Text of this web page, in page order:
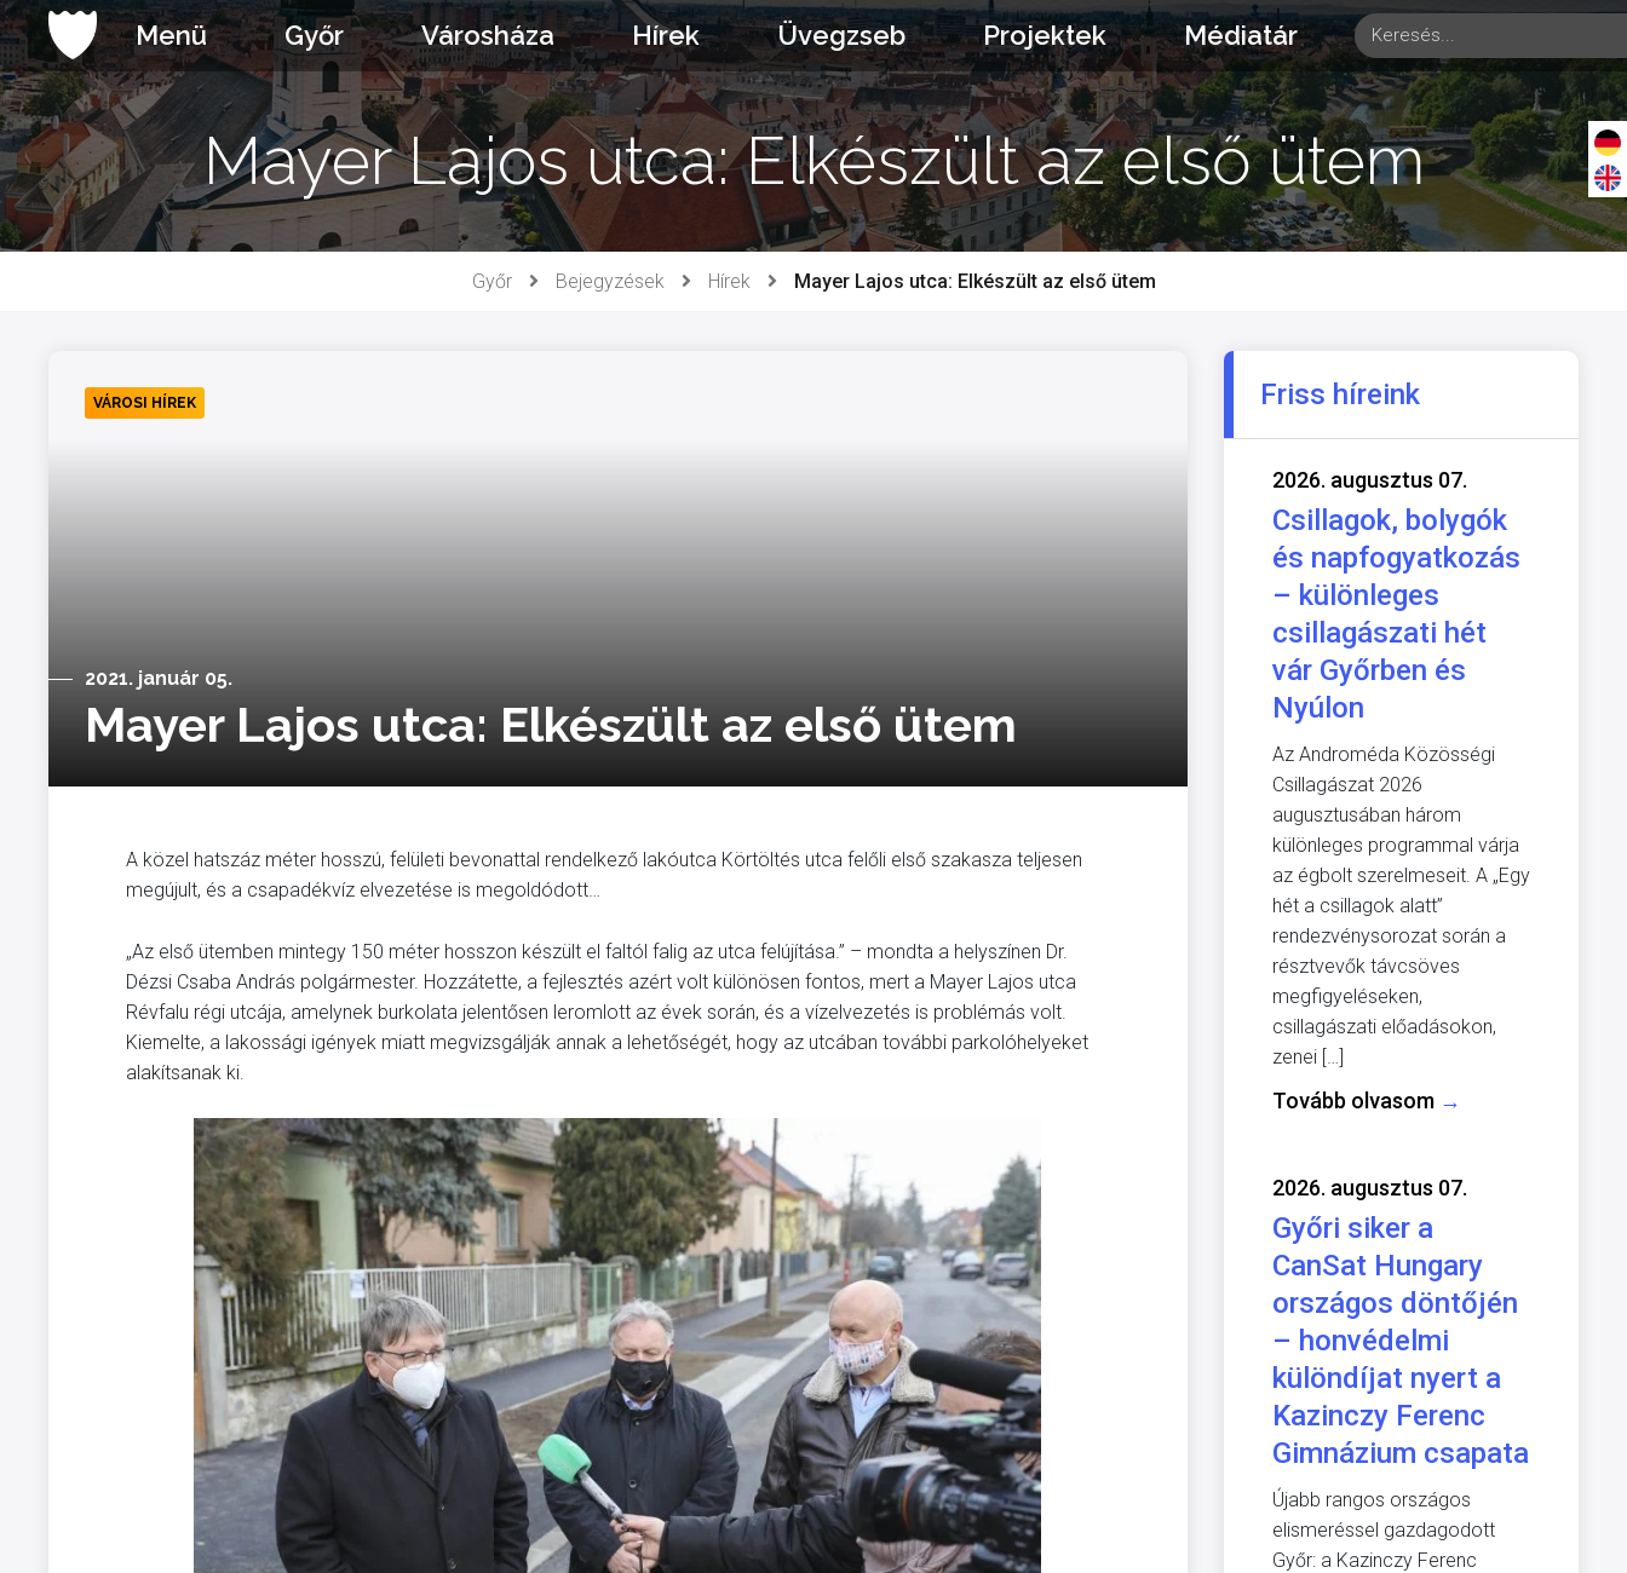
Ugrás
a
tartalomhoz
Menü Győr Városháza Hírek Üvegzseb Projektek Médiatár
Mayer Lajos utca: Elkészült az első ütem
Győr Bejegyzések Hírek Mayer Lajos utca: Elkészült az első ütem
VÁROSI HÍREK
2021. január 05.
Mayer Lajos utca: Elkészült az első ütem
A közel hatszáz méter hosszú, felületi bevonattal rendelkező lakóutca Körtöltés utca felőli első szakasza teljesen
megújult, és a csapadékvíz elvezetése is megoldódott…
„Az első ütemben mintegy 150 méter hosszon készült el faltól falig az utca felújítása.” – mondta a helyszínen Dr.
Dézsi Csaba András polgármester. Hozzátette, a fejlesztés azért volt különösen fontos, mert a Mayer Lajos utca
Révfalu régi utcája, amelynek burkolata jelentősen leromlott az évek során, és a vízelvezetés is problémás volt.
Kiemelte, a lakossági igények miatt megvizsgálják annak a lehetőségét, hogy az utcában további parkolóhelyeket
alakítsanak ki.
Friss híreink
2026. augusztus 07.
Csillagok, bolygók
és napfogyatkozás
– különleges
csillagászati hét
vár Győrben és
Nyúlon
Az Androméda Közösségi
Csillagászat 2026
augusztusában három
különleges programmal várja
az égbolt szerelmeseit. A „Egy
hét a csillagok alatt”
rendezvénysorozat során a
résztvevők távcsöves
megfigyeléseken,
csillagászati előadásokon,
zenei […]
Tovább olvasom →
2026. augusztus 07.
Győri siker a
CanSat Hungary
országos döntőjén
– honvédelmi
különdíjat nyert a
Kazinczy Ferenc
Gimnázium csapata
Újabb rangos országos
elismeréssel gazdagodott
Győr: a Kazinczy Ferenc